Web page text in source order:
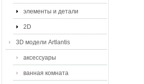
элементы и детали
2D
3D модели Artlantis
аксессуары
ванная комната